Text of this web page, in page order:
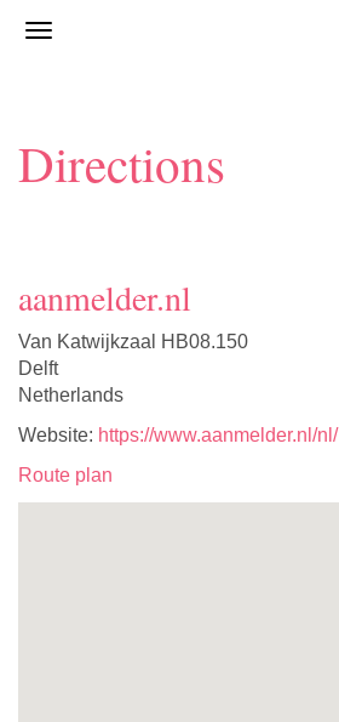
Directions
aanmelder.nl
Van Katwijkzaal HB08.150
Delft
Netherlands
Website: https://www.aanmelder.nl/nl/
Route plan